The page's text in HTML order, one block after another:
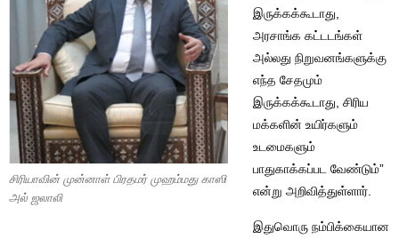
சிரியாவின் முன்னாள் பிரதமர் முஹம்மது காஸி
அல் ஜலாலி
இருக்கக்கூடாது,
அரசாங்க கட்டடங்கள்
அல்லது நிறுவனங்களுக்கு
எந்த சேதமும்
இருக்கக்கூடாது, சிரிய
மக்களின் உயிர்களும்
உடமைகளும்
பாதுகாக்கப்பட வேண்டும்”
என்று அறிவித்துள்ளார்.
இதுவொரு நம்பிக்கையான